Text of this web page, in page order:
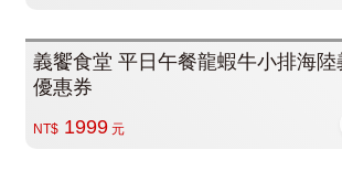
義饗食堂 平日午餐龍蝦牛小排海陸
優惠券
NT$1999元